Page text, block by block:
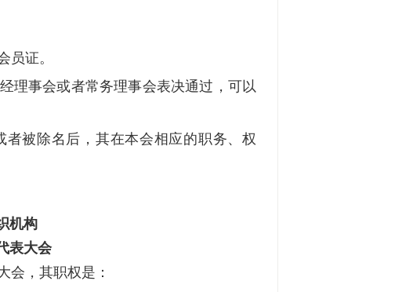
员证。
理事会或者常务理事会表决通过，可以
被除名后，其在本会相应的职务、权
机构
表大会
会，其职权是：